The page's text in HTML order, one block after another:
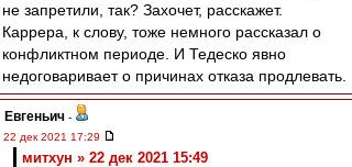
не запретили, так? Захочет, расскажет.
Каррера, к слову, тоже немного рассказал о
конфликтном периоде. И Тедеско явно
недоговаривает о причинах отказа продлевать.
Евгеньич -
22 дек 2021 17:29
митхун » 22 дек 2021 15:49